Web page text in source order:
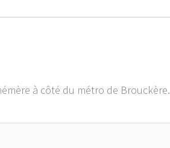
à côté du métro de Brouckère.